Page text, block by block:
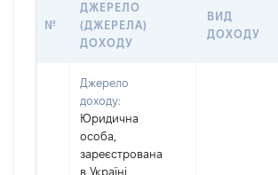
№
ДЖЕРЕЛО
(ДЖЕРЕЛА)
ДОХОДУ
ВИД
ДОХОДУ
Джерело
доходу:
Юридична
особа,
зареєстрована
в Україні